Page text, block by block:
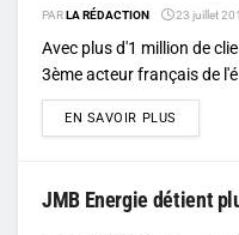
PARLA RÉDACTION 23 juillet
Avec plus d'1 million de
3ème acteur français de
EN SAVOIR PLUS
JMB Energie détient